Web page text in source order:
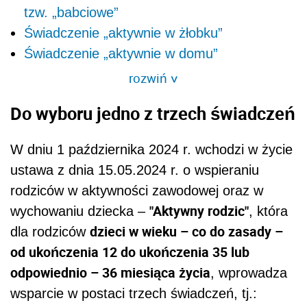
tzw. „babciowe”
Świadczenie „aktywnie w żłobku”
Świadczenie „aktywnie w domu”
rozwiń>
Do wyboru jedno z trzech świadczeń
W dniu 1 października 2024 r. wchodzi w życie
ustawa z dnia 15.05.2024 r. o wspieraniu
rodziców w aktywności zawodowej oraz w
wychowaniu dziecka – "Aktywny rodzic", która
dla rodziców dzieci w wieku – co do zasady –
od ukończenia 12 do ukończenia 35 lub
odpowiednio – 36 miesiąca życia, wprowadza
wsparcie w postaci trzech świadczeń, tj.: